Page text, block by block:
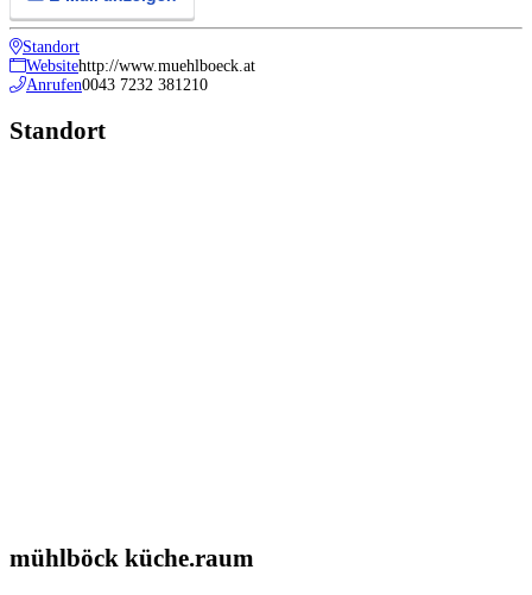
Standort
Websitehttp://www.muehlboeck.at
Anrufen0043 7232 381210
Standort
mühlböck küche.raum